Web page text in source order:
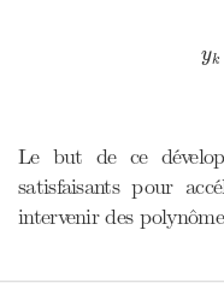
yk
Le but de ce
satisfaisants pour
intervenir des